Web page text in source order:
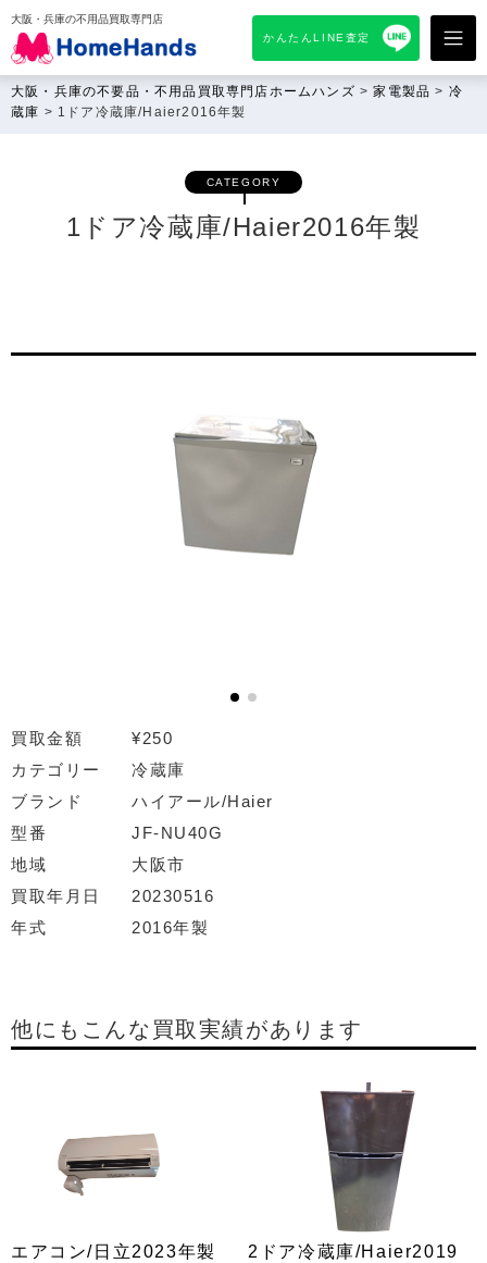
大阪・兵庫の不用品買取専門店
かんたんLINE査定
大阪・兵庫の不要品・不用品買取専門店ホームハンズ >家電製品 > 冷
蔵庫 > 1ドア冷蔵庫/Haier2016年製
CATEGORY
1ドア冷蔵庫/Haier2016年製
買取金額
¥250
カテゴリー
冷蔵庫
ブランド
ハイアール/Haier
型番
JF-NU40G
地域
大阪市
買取年月日
20230516
年式
2016年製
他にもこんな買取実績があります
エアコン/日立2023年製
2ドア冷蔵庫/Haier2019